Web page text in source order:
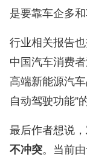
是要靠车企多
行业相关报告
中国汽车消费
高端新能源汽
自动驾驶功能”
最后作者想说，
不冲突。当前